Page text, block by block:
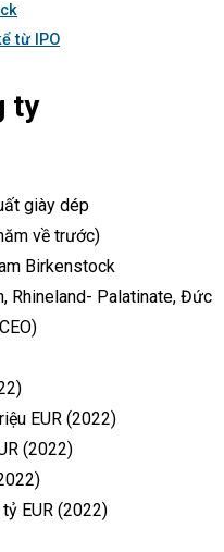
từ IPO
ty
giày dép
về trước)
Birkenstock
Rhineland- Palatinate, Đức
EUR (2022)
(2022)
EUR (2022)